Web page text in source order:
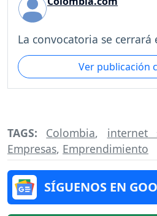
La convocatoria se cerrará
Ver publicación
TAGS: Colombia, internet
Empresas, Emprendimiento
SÍGUENOS EN